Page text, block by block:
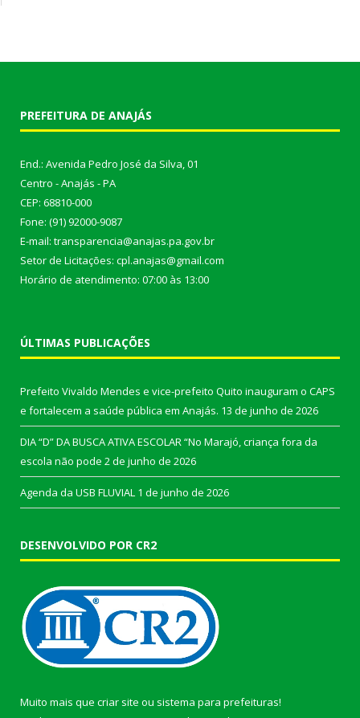
PREFEITURA DE ANAJÁS
End.: Avenida Pedro José da Silva, 01
Centro - Anajás - PA
CEP: 68810-000
Fone: (91) 92000-9087
E-mail: transparencia@anajas.pa.gov.br
Setor de Licitações: cpl.anajas@gmail.com
Horário de atendimento: 07:00 às 13:00
ÚLTIMAS PUBLICAÇÕES
Prefeito Vivaldo Mendes e vice-prefeito Quito inauguram o CAPS
e fortalecem a saúde pública em Anajás. 13 de junho de 2026
DIA “D” DA BUSCA ATIVA ESCOLAR “No Marajó, criança fora da
escola não pode 2 de junho de 2026
Agenda da USB FLUVIAL 1 de junho de 2026
DESENVOLVIDO POR CR2
Muito mais que criar site ou sistema para prefeituras!